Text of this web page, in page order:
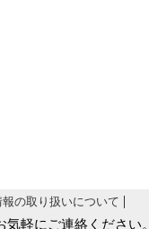
の取り扱いについて
軽にご連絡ください。